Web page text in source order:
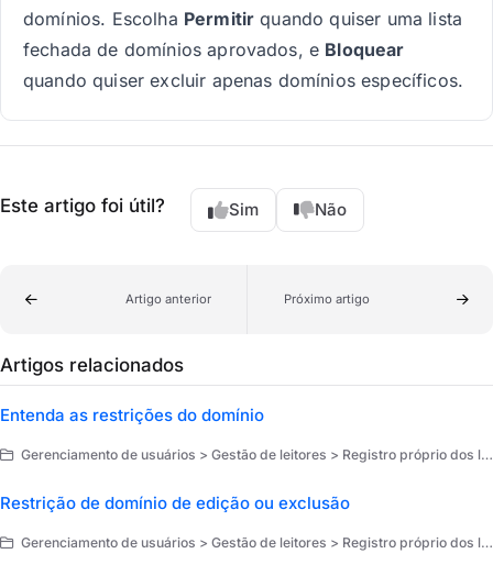
domínios. Escolha Permitir quando quiser uma lista
fechada de domínios aprovados, e Bloquear
quando quiser excluir apenas domínios específicos.
Este artigo foi útil? Sim Não
Artigo anterior Próximo artigo
Artigos relacionados
Entenda as restrições do domínio
Gerenciamento de usuários > Gestão de leitores > Registro próprio dos leitores
Restrição de domínio de edição ou exclusão
Gerenciamento de usuários > Gestão de leitores > Registro próprio dos leitores